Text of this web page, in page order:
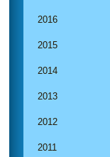
2016
2015
2014
2013
2012
2011